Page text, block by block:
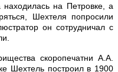
на Петровке, а
Шехтеля попросили
он сотрудничал с
скоропечатни А.А.
Шехтель построил в 1900